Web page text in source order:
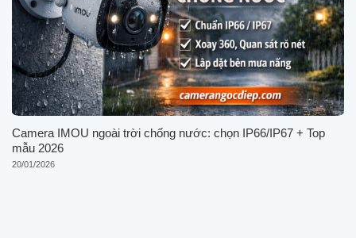
Camera IMOU ngoài trời chống nước: chọn IP66/IP67 + Top
mẫu 2026
20/01/2026